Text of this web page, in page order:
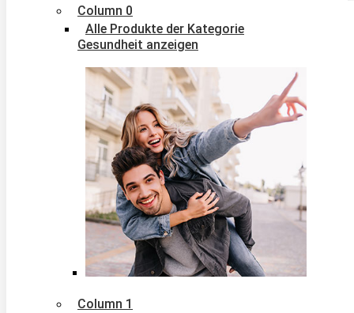
Column 0
Alle Produkte der Kategorie
Gesundheit anzeigen
Column 1